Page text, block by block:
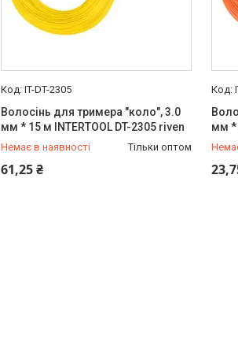
IT-DT-2305
Волосінь для тримера "коло", 3.0
мм * 15 м INTERTOOL DT-2305 riven
Немає в наявності Тільки оптом
61,25 ₴
+380 (99) 454-50-15
мм *